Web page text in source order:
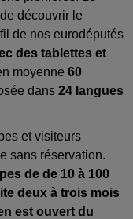
découvrir le
de nos eurodéputés
des tablettes et
moyenne 60
dans 24 langues
et visiteurs
sans réservation.
de de 10 à 100
deux à trois mois
est ouvert du